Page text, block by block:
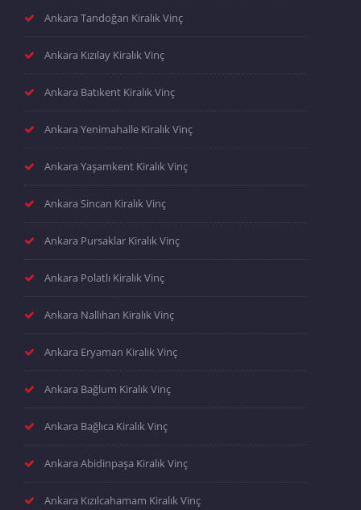
Ankara Tandoğan Kiralık Vinç
Ankara Kızılay Kiralık Vinç
Ankara Batıkent Kiralık Vinç
Ankara Yenimahalle Kiralık Vinç
Ankara Yaşamkent Kiralık Vinç
Ankara Sincan Kiralık Vinç
Ankara Pursaklar Kiralık Vinç
Ankara Polatlı Kiralık Vinç
Ankara Nallıhan Kiralık Vinç
Ankara Eryaman Kiralık Vinç
Ankara Bağlum Kiralık Vinç
Ankara Bağlıca Kiralık Vinç
Ankara Abidinpaşa Kiralık Vinç
Ankara Kızılcahamam Kiralık Vinç